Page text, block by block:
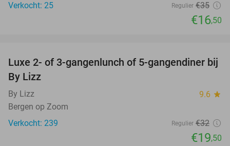
Verkocht: 25
Regulier €35
€16,50
39%
Luxe 2- of 3-gangenlunch of 5-gangendiner bij
By Lizz
By Lizz 9.6 star
Bergen op Zoom
Verkocht: 239
Regulier €32
€19,50